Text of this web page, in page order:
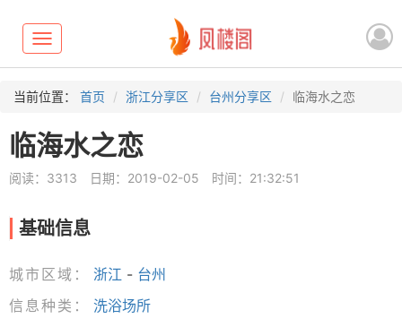
Toggle
navigation
当前位置： 首页 浙江分享区 台州分享区 临海水之恋
临海水之恋
阅读：3313 日期：2019-02-05 时间：21:32:51
基础信息
城市区域： 浙江 - 台州
信息种类：
洗浴场所